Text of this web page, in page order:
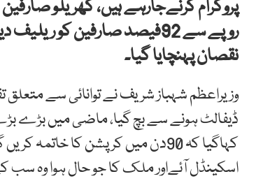
نقصان پہنچایا گیا۔
وزیراعظم شہباز شریف نے توانائی سے
ڈیفالٹ ہونے سے بچ گیا، ماضی میں بڑے
کہاگیا کہ 90دن میں کرپشن کا
اسکینڈل آئےاور ملک کا جو حال ہوا وہ